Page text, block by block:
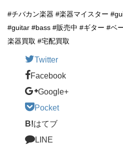
#チバカン楽器 #楽器マイスター
#guitar #bass #販売中 #ギター #ベ
楽器買取 #宅配買取
Twitter
Facebook
Google+
Pocket
B!はてブ
LINE